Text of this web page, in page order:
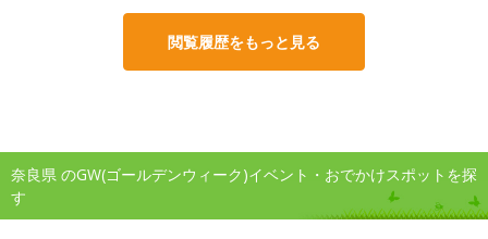
閲覧履歴をもっと見る
奈良県 のGW(ゴールデンウィーク)イベント・おでかけスポットを探
す